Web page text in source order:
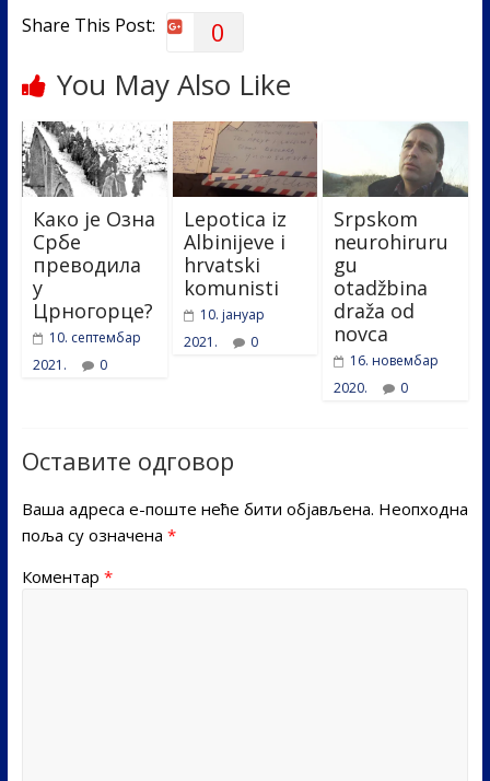
Share This Post: 0
You May Also Like
Како је Озна
Србе
преводила
у
Црногорце?
10. септембар
2021.
0
Lepotica iz
Albinijeve i
hrvatski
komunisti
10. јануар
2021.
0
Srpskom
neurohiruru
gu
otadžbina
draža od
novca
16. новембар
2020.
0
Оставите одговор
Ваша адреса е-поште неће бити објављена. Неопходна
поља су означена *
Коментар *